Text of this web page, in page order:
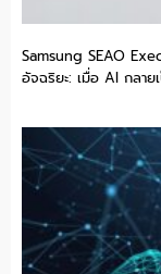
Samsung SEAO
อัจฉริยะ: เมื่อ AI กลา